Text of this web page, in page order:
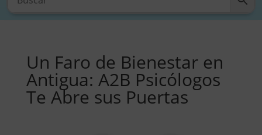
Un Faro de Bienestar en
Antigua: A2B Psicólogos
Te Abre sus Puertas